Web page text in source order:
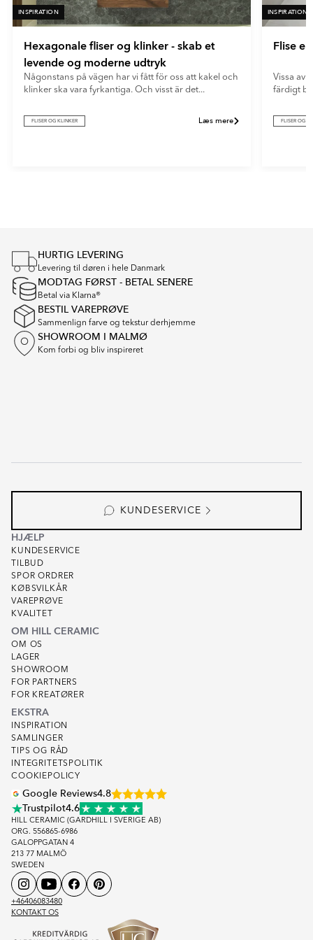
INSPIRATION
Hexagonale fliser og klinker - skab et
levende og moderne udtryk
Någonstans på vägen har vi fått för oss att kakel och
klinker ska vara fyrkantiga. Och visst är det...
FLISER OG KLINKER Læs mere
INSPIRATION
Flise
Vissa av
färdigt
FLISER OG
HURTIG LEVERING
Levering til døren i hele Danmark
MODTAG FØRST - BETAL SENERE
Betal via Klarna®
BESTIL VAREPRØVE
Sammenlign farve og tekstur derhjemme
SHOWROOM I MALMØ
Kom forbi og bliv inspireret
KUNDESERVICE
HJÆLP
KUNDESERVICE
TILBUD
SPOR ORDRER
KØBSVILKÅR
VAREPRØVE
KVALITET
OM HILL CERAMIC
OM OS
LAGER
SHOWROOM
FOR PARTNERS
FOR KREATØRER
EKSTRA
INSPIRATION
SAMLINGER
TIPS OG RÅD
INTEGRITETSPOLITIK
COOKIEPOLICY
Google Reviews4.8
Trustpilot4.6
HILL CERAMIC (GARDHILL I SVERIGE AB)
ORG. 556865-6986
GALOPPGATAN 4
213 77 MALMÖ
SWEDEN
+46406083480
KONTAKT OS